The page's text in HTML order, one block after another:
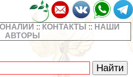
:: КОНТАКТЫ :: НАШИ
АВТОРЫ